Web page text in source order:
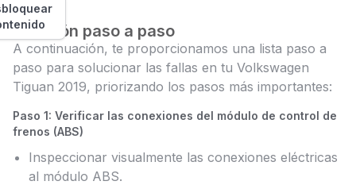
Solución paso a paso
A continuación, te proporcionamos una lista paso a
paso para solucionar las fallas en tu Volkswagen
Tiguan 2019, priorizando los pasos más importantes:
Paso 1: Verificar las conexiones del módulo de control de
frenos (ABS)
Inspeccionar visualmente las conexiones eléctricas
al módulo ABS.